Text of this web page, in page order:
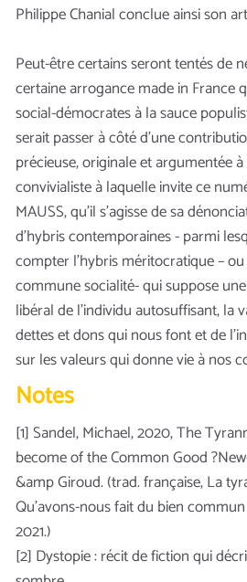
Philippe Chanial conclue ainsi son
Peut-être certains seront tentés de
certaine arrogance made in France
social-démocrates à la sauce
serait passer à côté d’une
précieuse, originale et argumentée
convivialiste à laquelle invite ce
MAUSS, qu’il s’agisse de sa
d’hybris contemporaines - parmi
compter l’hybris méritocratique –
commune socialité- qui suppose
libéral de l’individu autosuffisant, la
dettes et dons qui nous font et de
sur les valeurs qui donne vie à nos
Notes
[1] Sandel, Michael, 2020, The
become of the Common Good
&amp Giroud. (trad. française, La
Qu’avons-nous fait du bien
2021.)
[2] Dystopie : récit de fiction qui